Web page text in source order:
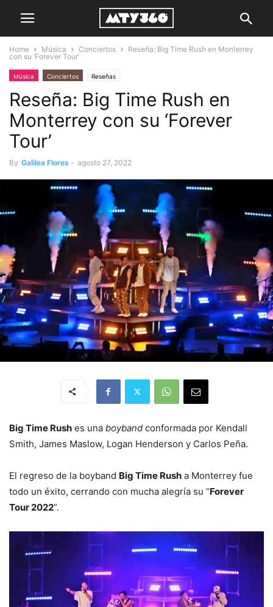
Home Música Conciertos
Reseña: Big Time Rush en Monterrey
con su ‘Forever Tour’
Música Conciertos Reseñas
Reseña: Big Time Rush en
Monterrey con su ‘Forever
Tour’
By Galilea Flores - agosto 27, 2022
Big Time Rush es una boyband conformada por Kendall
Smith, James Maslow, Logan Henderson y Carlos Peña.
El regreso de la boyband Big Time Rush a Monterrey fue
todo un éxito, cerrando con mucha alegría su “Forever
Tour 2022”.